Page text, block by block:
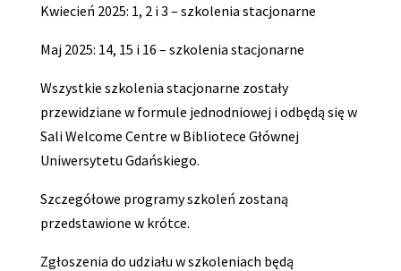
Kwiecień 2025: 1, 2 i 3 – szkolenia stacjonarne
Maj 2025: 14, 15 i 16 – szkolenia stacjonarne
Wszystkie szkolenia stacjonarne zostały
przewidziane w formule jednodniowej i odbędą się w
Sali Welcome Centre w Bibliotece Głównej
Uniwersytetu Gdańskiego.
Szczegółowe programy szkoleń zostaną
przedstawione w krótce.
Zgłoszenia do udziału w szkoleniach będą